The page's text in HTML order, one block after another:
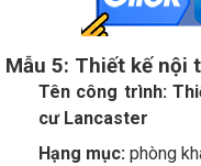
Mẫu 5: Thiết kế nội
Tên công trình:
cư Lancaster
Hạng mục: phòng